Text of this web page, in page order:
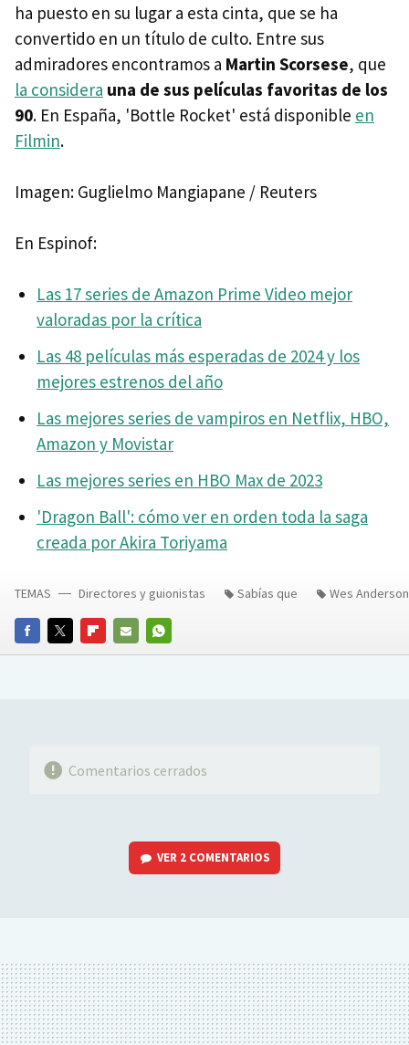
ha puesto en su lugar a esta cinta, que se ha
convertido en un título de culto. Entre sus
admiradores encontramos a Martin Scorsese, que
la considera una de sus películas favoritas de los
90. En España, 'Bottle Rocket' está disponible en
Filmin.
Imagen: Guglielmo Mangiapane / Reuters
En Espinof:
Las 17 series de Amazon Prime Video mejor
valoradas por la crítica
Las 48 películas más esperadas de 2024 y los
mejores estrenos del año
Las mejores series de vampiros en Netflix, HBO,
Amazon y Movistar
Las mejores series en HBO Max de 2023
'Dragon Ball': cómo ver en orden toda la saga
creada por Akira Toriyama
FACEBOOKTWITTERFLIPBOARD
E-
WHATSAPP
TEMAS Directores y guionistas Sabías que Wes Anderson
Comentarios cerrados
VER 2 COMENTARIOS